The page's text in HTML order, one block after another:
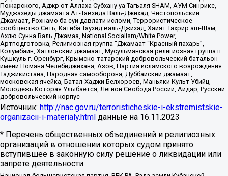
Пожарского, Аджр от Аллаха Субхану уа Тагьаля SHAM, АУМ Синрике,
Муджахеды джамаата Ат-Тавхида Валь-Джихад, Чистопольский
Джамаат, Рохнамо ба суи давлати исломи, Террористическое
сообщество Сеть, Катиба Таухид валь-Джихад, Хайят Тахрир аш-Шам,
Ахлю Сунна Валь Джамаа, National Socialism/White Power,
Артподготовка, Религиозная группа “Джамаат “Красный пахарь”,
Колумбайн, Хатлонский джамаат, Мусульманская религиозная группа п.
Кушкуль г. Оренбург, Крымско-татарский добровольческий батальон
имени Номана Челебиджихана, Азов, Партия исламского возрождения
Таджикистана, Народная самооборона, Дуббайский джамаат,
московская ячейка, Батал-Хаджи Белхороев, Маньяки Культ Убийц,
Молодёжь Которая Улыбается, Легион Свобода России, Айдар, Русский
добровольческий корпус
Источник: http://nac.gov.ru/terroristicheskie-i-ekstremistskie-
organizacii-i-materialy.html данные на 16.11.2023
* Перечень общественных объединений и религиозных
организаций в отношении которых судом принято
вступившее в законную силу решение о ликвидации или
запрете деятельности: